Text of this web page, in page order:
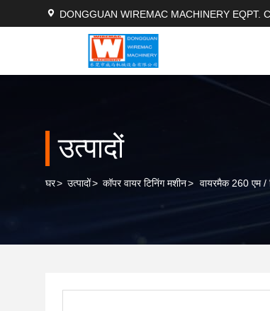
DONGGUAN WIREMAC MACHINERY EQPT.
उत्पादों
घर> उत्पादों> कॉपर वायर टिनिंग मशीन> वायरमैक 260 एम /